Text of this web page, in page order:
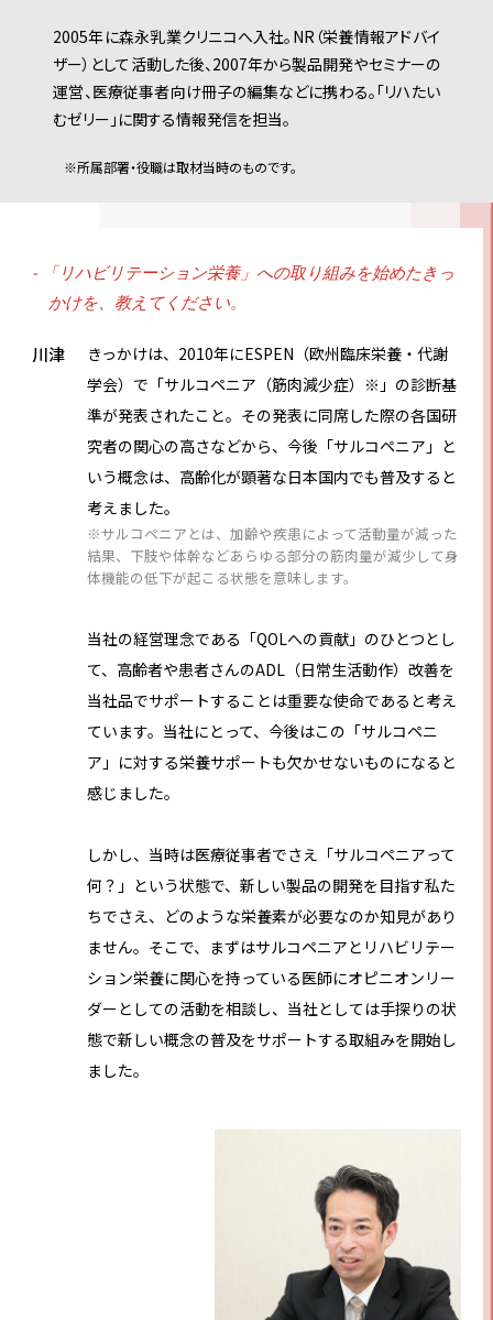
2005年に森永乳業クリニコへ入社。NR（栄養情報アドバイ
ザー）として活動した後、2007年から製品開発やセミナーの
運営、医療従事者向け冊子の編集などに携わる。「リハたい
むゼリー」に関する情報発信を担当。
※所属部署・役職は取材当時のものです。
- 「リハビリテーション栄養」への取り組みを始めたきっ
かけを、教えてください。
川津
きっかけは、2010年にESPEN（欧州臨床栄養・代謝
学会）で「サルコペニア（筋⾁減少症）※」の診断基
準が発表されたこと。その発表に同席した際の各国研
究者の関心の高さなどから、今後「サルコペニア」と
いう概念は、高齢化が顕著な日本国内でも普及すると
考えました。
※サルコペニアとは、加齢や疾患によって活動量が減った
結果、下肢や体幹などあらゆる部分の筋肉量が減少して身
体機能の低下が起こる状態を意味します。
当社の経営理念である「QOLへの貢献」のひとつとし
て、⾼齢者や患者さんのADL（⽇常⽣活動作）改善を
当社品でサポートすることは重要な使命であると考え
ています。当社にとって、今後はこの「サルコペニ
ア」に対する栄養サポートも欠かせないものになると
感じました。
しかし、当時は医療従事者でさえ「サルコペニアって
何？」という状態で、新しい製品の開発を目指す私た
ちでさえ、どのような栄養素が必要なのか知見があり
ません。そこで、まずはサルコペニアとリハビリテー
ション栄養に関心を持っている医師にオピニオンリー
ダーとしての活動を相談し、当社としては手探りの状
態で新しい概念の普及をサポートする取組みを開始し
ました。